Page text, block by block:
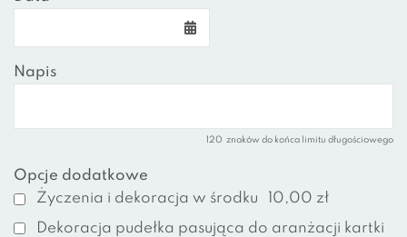
Napis
120 znaków do końca limitu długościowego
Opcje dodatkowe
Życzenia i dekoracja w środku
10,00 zł
Dekoracja pudełka pasująca do aranżacji kartki